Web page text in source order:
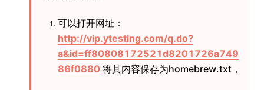
可以打开网址：
http://vip.ytesting.com/q.do?
a&id=ff80808172521d8201726a749
86f0880 将其内容保存为homebrew.txt，